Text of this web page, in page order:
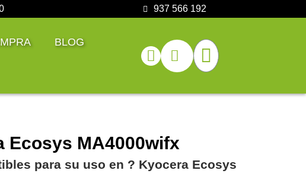
937 566 192
BLOG
Ecosys MA4000wifx
para su uso en ?️ Kyocera Ecosys